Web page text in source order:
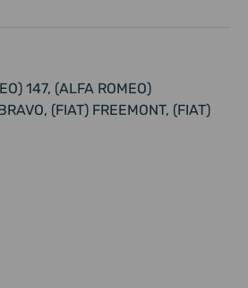
147, (ALFA ROMEO)
(FIAT) FREEMONT, (FIAT)